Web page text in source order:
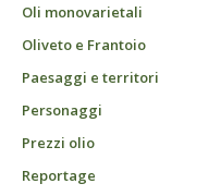
Oli monovarietali
Oliveto e Frantoio
Paesaggi e territori
Personaggi
Prezzi olio
Reportage